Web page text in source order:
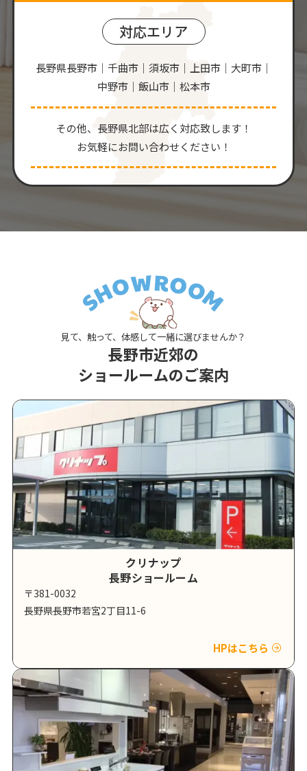
対応エリア
長野県長野市｜千曲市｜須坂市｜上田市｜大町市｜
中野市｜飯山市｜松本市
その他、⻑野県北部は広く対応致します！
お気軽にお問い合わせください！
見て、触って、体感して一緒に選びませんか？
長野市近郊の
ショールームのご案内
クリナップ
長野ショールーム
〒381-0032
長野県長野市若宮2丁目11-6
HPはこちら